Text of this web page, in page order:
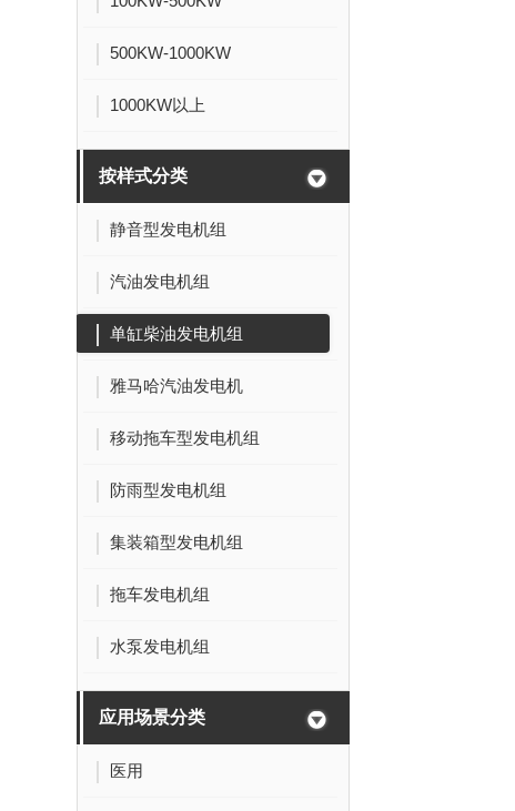
500KW-1000KW
1000KW以上
按样式分类
静音型发电机组
汽油发电机组
单缸柴油发电机组
雅马哈汽油发电机
移动拖车型发电机组
防雨型发电机组
集装箱型发电机组
拖车发电机组
水泵发电机组
应用场景分类
医用